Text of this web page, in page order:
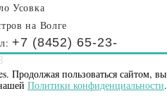
Усовка
на Волге
+7 (8452) 65-23-
Продолжая пользоваться сайтом, вы
Политики конфиденциальности.